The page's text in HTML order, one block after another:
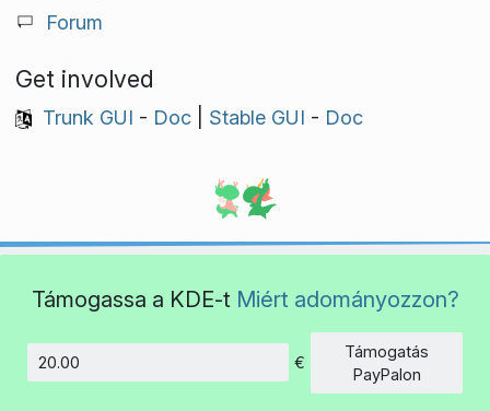
Forum
Get involved
Trunk GUI - Doc| Stable GUI - Doc
Támogassa a KDE-t Miért adományozzon?
Összeg
€
Támogatás
PayPalon